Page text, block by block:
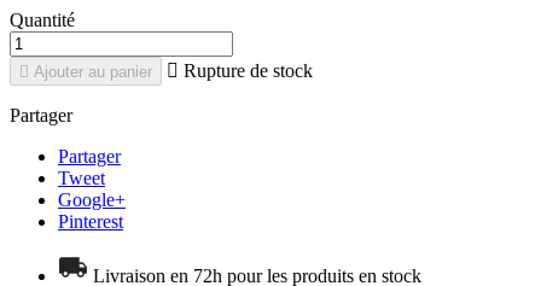
Quantité
 Ajouter au panier  Rupture de stock
Partager
Partager
Tweet
Google+
Pinterest
Livraison en 72h pour les produits en stock